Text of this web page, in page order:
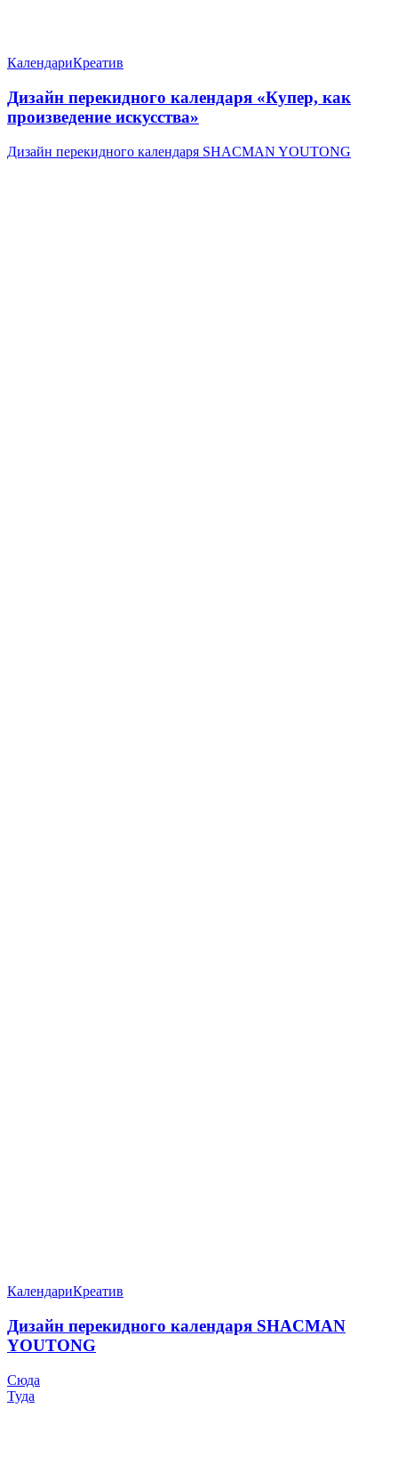
КалендариКреатив
Дизайн перекидного календаря «Купер, как
произведение искусства»
Дизайн перекидного календаря SHACMAN YOUTONG
КалендариКреатив
Дизайн перекидного календаря SHACMAN
YOUTONG
Сюда
Туда